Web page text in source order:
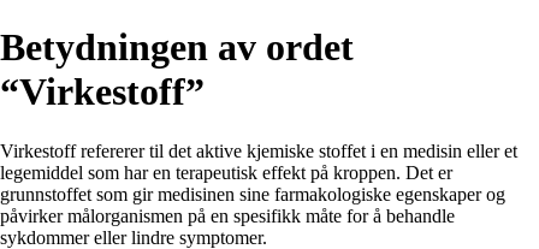
Betydningen av ordet
“Virkestoff”
Virkestoff refererer til det aktive kjemiske stoffet i en medisin eller et
legemiddel som har en terapeutisk effekt på kroppen. Det er
grunnstoffet som gir medisinen sine farmakologiske egenskaper og
påvirker målorganismen på en spesifikk måte for å behandle
sykdommer eller lindre symptomer.